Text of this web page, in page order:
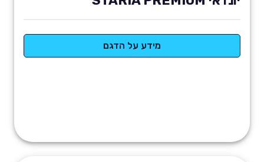
מידע על הדגם